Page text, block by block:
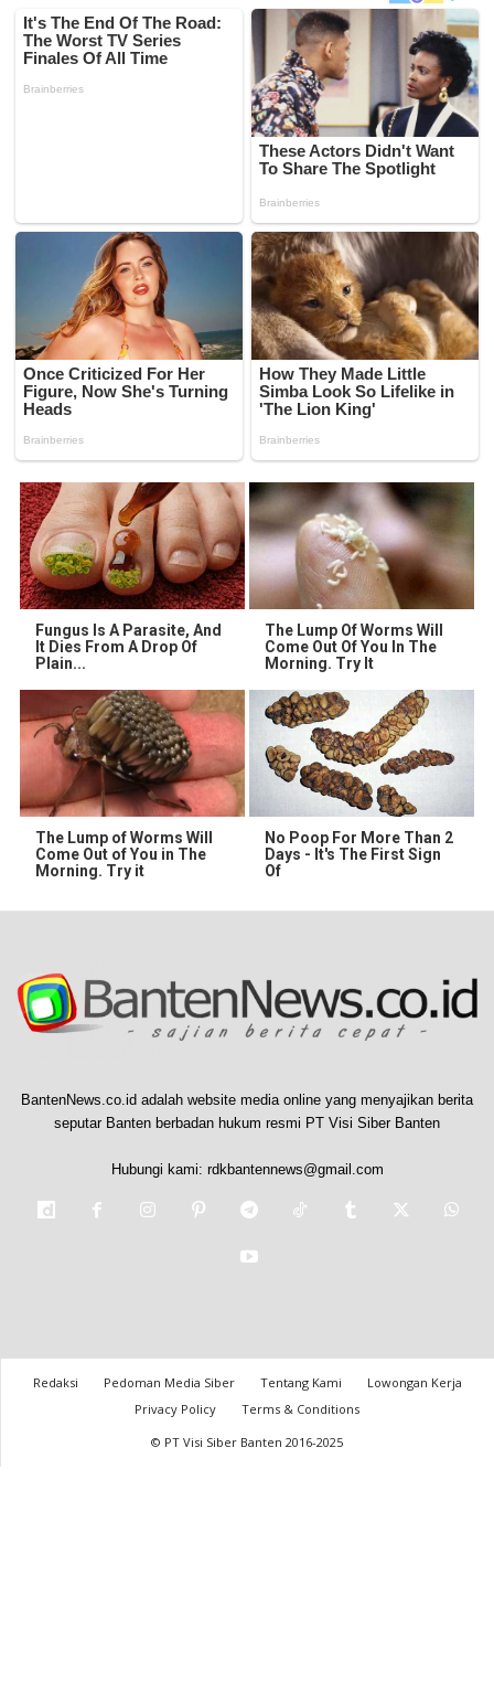
Fungus Is A Parasite, And
It Dies From A Drop Of
Plain...
The Lump Of Worms Will
Come Out Of You In The
Morning. Try It
The Lump of Worms Will
Come Out of You in The
Morning. Try it
No Poop For More Than 2
Days - It's The First Sign
Of
BantenNews.co.id adalah website media online yang menyajikan berita
seputar Banten berbadan hukum resmi PT Visi Siber Banten
Hubungi kami: rdkbantennews@gmail.com
Redaksi Pedoman Media Siber Tentang Kami
Lowongan Kerja
Privacy Policy
Terms & Conditions
© PT Visi Siber Banten 2016-2025